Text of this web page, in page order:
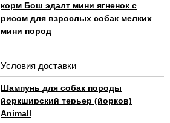
корм Бош эдалт мини ягненок с
рисом для взрослых собак мелких
мини пород
Условия доставки
Шампунь для собак породы
йоркширский терьер (йорков)
Animall